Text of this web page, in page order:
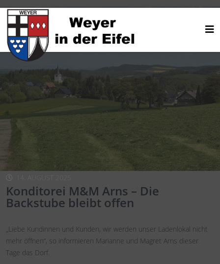
Konditorei M&M Arns – Die
Backstube bleibt offen
„Liebe Kundinnen und Kunden, wir werden unser Ladenlokal nicht
mehr öffnen“, so informieren Marianne und Magret Arns dieser
Tage das Dorf.